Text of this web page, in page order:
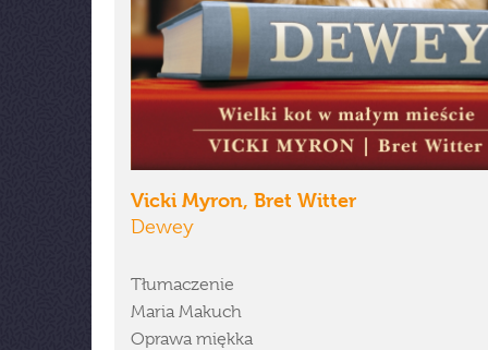
Vicki Myron, Bret Witter
Dewey
Tłumaczenie
Maria Makuch
Oprawa miękka